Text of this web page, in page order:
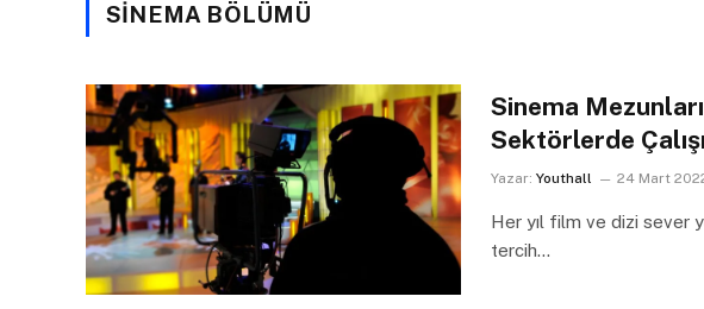
SINEMA BÖLÜMÜ
Sinema
Sektörlerde
Yazar: Youthall 24 Mart
Her yıl film ve dizi sever
tercih…